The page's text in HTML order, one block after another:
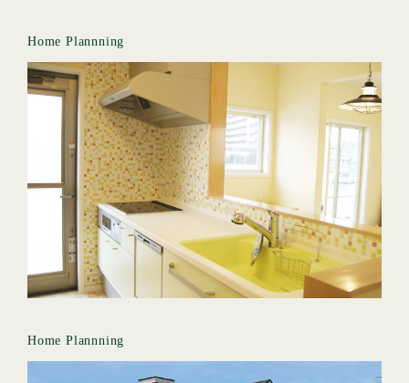
Home Plannning
Home Plannning